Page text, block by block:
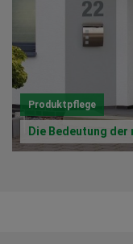
Produktpflege
Die Bedeutung